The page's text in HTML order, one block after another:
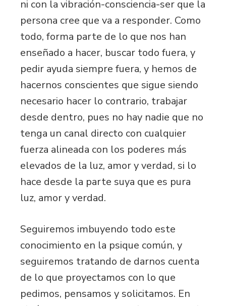
ni con la vibración-consciencia-ser que la
persona cree que va a responder. Como
todo, forma parte de lo que nos han
enseñado a hacer, buscar todo fuera, y
pedir ayuda siempre fuera, y hemos de
hacernos conscientes que sigue siendo
necesario hacer lo contrario, trabajar
desde dentro, pues no hay nadie que no
tenga un canal directo con cualquier
fuerza alineada con los poderes más
elevados de la luz, amor y verdad, si lo
hace desde la parte suya que es pura
luz, amor y verdad.
Seguiremos imbuyendo todo este
conocimiento en la psique común, y
seguiremos tratando de darnos cuenta
de lo que proyectamos con lo que
pedimos, pensamos y solicitamos. En